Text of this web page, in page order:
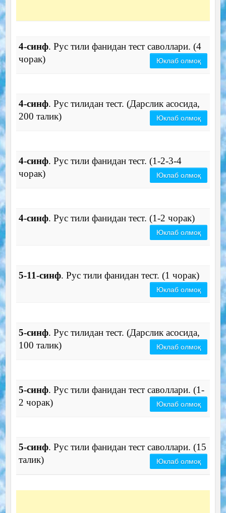
4-синф. Рус тили фанидан тест саволлари. (4
чорак)
Юклаб олмоқ
4-синф. Рус тилидан тест. (Дарслик асосида,
200 талик)
Юклаб олмоқ
4-синф. Рус тили фанидан тест. (1-2-3-4
чорак)
Юклаб олмоқ
4-синф. Рус тили фанидан тест. (1-2 чорак)
Юклаб олмоқ
5-11-синф. Рус тили фанидан тест. (1 чорак)
Юклаб олмоқ
5-синф. Рус тилидан тест. (Дарслик асосида,
100 талик)
Юклаб олмоқ
5-синф. Рус тили фанидан тест саволлари. (1-
2 чорак)
Юклаб олмоқ
5-синф. Рус тили фанидан тест саволлари. (15
талик)
Юклаб олмоқ